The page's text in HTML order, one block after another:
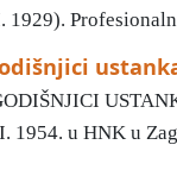
1929).
1954. u HNK u